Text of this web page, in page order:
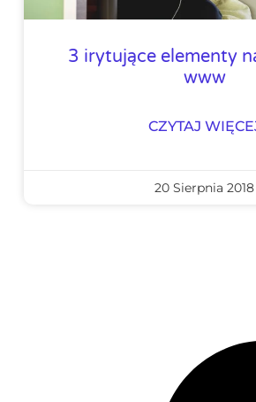
3 irytujące elementy
www
CZYTAJ
20 Sierpnia 2018